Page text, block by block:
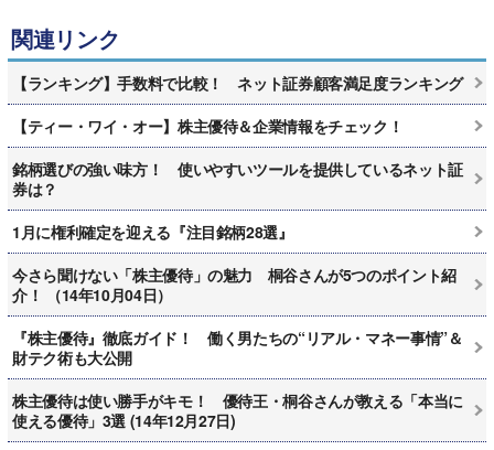
関連リンク
【ランキング】手数料で比較！ ネット証券顧客満足度ランキング
【ティー・ワイ・オー】株主優待＆企業情報をチェック！
銘柄選びの強い味方！ 使いやすいツールを提供しているネット証
券は？
1月に権利確定を迎える『注目銘柄28選』
今さら聞けない「株主優待」の魅力 桐谷さんが5つのポイント紹
介！ （14年10月04日）
『株主優待』徹底ガイド！ 働く男たちの“リアル・マネー事情”＆
財テク術も大公開
株主優待は使い勝手がキモ！ 優待王・桐谷さんが教える「本当に
使える優待」3選 (14年12月27日)